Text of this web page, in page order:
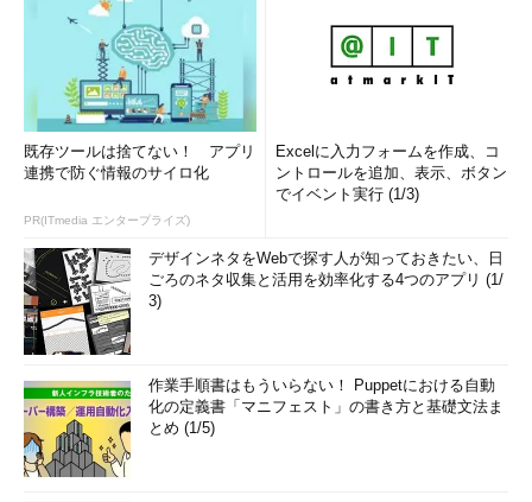
既存ツールは捨てない！ アプリ
連携で防ぐ情報のサイロ化
PR(ITmedia エンタープライズ)
Excelに入力フォームを作成、コ
ントロールを追加、表示、ボタン
でイベント実行 (1/3)
デザインネタをWebで探す人が知っておきたい、日
ごろのネタ収集と活用を効率化する4つのアプリ (1/
3)
作業手順書はもういらない！ Puppetにおける自動
化の定義書「マニフェスト」の書き方と基礎文法ま
とめ (1/5)